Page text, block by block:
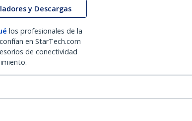
y Descargas
los profesionales de la
en StarTech.com
de conectividad